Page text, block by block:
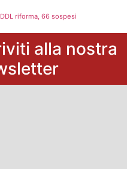
riforma, 66 sospesi
alla nostra